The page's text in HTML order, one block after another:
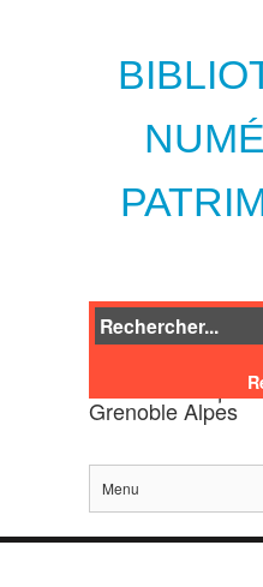
des
Grenoble Alpes
Menu